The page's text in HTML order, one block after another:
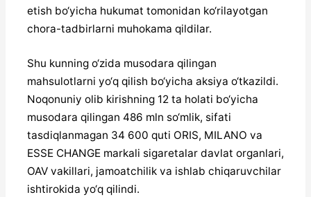
etish bo‘yicha hukumat tomonidan ko‘rilayotgan
chora-tadbirlarni muhokama qildilar.
Shu kunning o‘zida musodara qilingan
mahsulotlarni yo‘q qilish bo‘yicha aksiya o‘tkazildi.
Noqonuniy olib kirishning 12 ta holati bo‘yicha
musodara qilingan 486 mln so‘mlik, sifati
tasdiqlanmagan 34 600 quti ORIS, MILANO va
ESSE CHANGE markali sigaretalar davlat organlari,
OAV vakillari, jamoatchilik va ishlab chiqaruvchilar
ishtirokida yo‘q qilindi.